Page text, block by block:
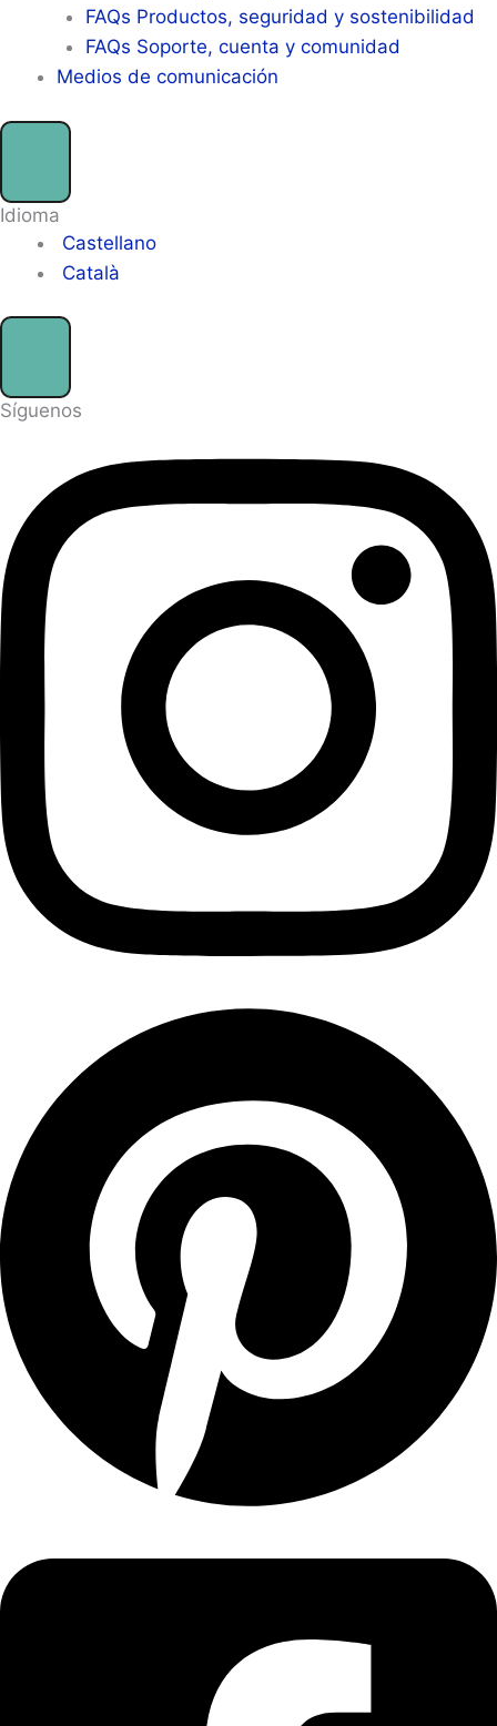
FAQs Productos, seguridad y sostenibilidad
FAQs Soporte, cuenta y comunidad
Medios de comunicación
Idioma
Castellano
Català
Síguenos